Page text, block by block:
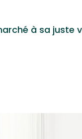
à sa juste